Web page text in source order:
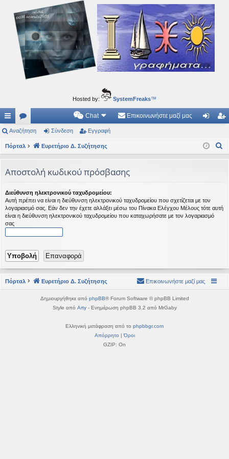
Ιδεογραφήματα
Αυτός ο τόπος φιλοδοξεί να ανοίγει μονοπάτια για τα συναρπαστικά και όμορφα ταξίδια του
Hosted by: SystemFreaks™
ρή
γο
ς
συ
νδ
έσ
εις
.
Συ
τή
σε
ις
Chat Επικοινωνήστε μαζί μας
δε ρα
Αναζήτηση Σύνδεση Εγγραφή
Πόρταλ Ευρετήριο Δ. Συζήτησης
Αποστολή κωδικού πρόσβασης
Διεύθυνση ηλεκτρονικού ταχυδρομείου:
Αυτή πρέπει να είναι η διεύθυνση ηλεκτρονικού ταχυδρομείου που σχετίζεται με τον
λογαριασμό σας. Εάν δεν την έχετε αλλάξει μέσω του Πίνακα Ελέγχου Μέλους τότε αυτή
είναι η διεύθυνση ηλεκτρονικού ταχυδρομείου που καταχωρήσατε με τον λογαριασμό
σας
Πόρταλ Ευρετήριο Δ. Συζήτησης Επικοινωνήστε μαζί μας
Δημιουργήθηκε από phpBB® Forum Software © phpBB Limited
Style από Arty- Ενημέρωση phpBB 3.2 από MrGaby
Ελληνική μετάφραση από το phpbbgr.com
Απόρρητο |Όροι
GZIP: On